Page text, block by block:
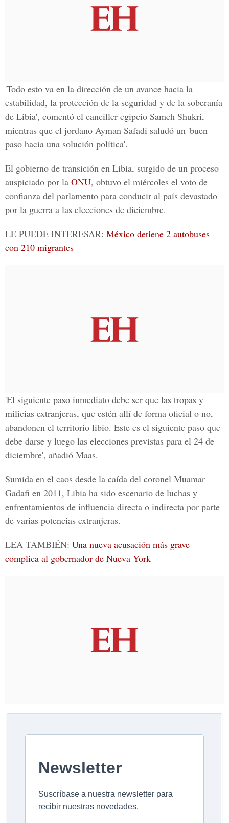
'Todo esto va en la dirección de un avance hacia la
estabilidad, la protección de la seguridad y de la soberanía
de Libia', comentó el canciller egipcio Sameh Shukri,
mientras que el jordano Ayman Safadi saludó un 'buen
paso hacia una solución política'.
El gobierno de transición en Libia, surgido de un proceso
auspiciado por la ONU, obtuvo el miércoles el voto de
confianza del parlamento para conducir al país devastado
por la guerra a las elecciones de diciembre.
LE PUEDE INTERESAR: México detiene 2 autobuses
con 210 migrantes
'El siguiente paso inmediato debe ser que las tropas y
milicias extranjeras, que estén allí de forma oficial o no,
abandonen el territorio libio. Este es el siguiente paso que
debe darse y luego las elecciones previstas para el 24 de
diciembre', añadió Maas.
Sumida en el caos desde la caída del coronel Muamar
Gadafi en 2011, Libia ha sido escenario de luchas y
enfrentamientos de influencia directa o indirecta por parte
de varias potencias extranjeras.
LEA TAMBIÉN: Una nueva acusación más grave
complica al gobernador de Nueva York